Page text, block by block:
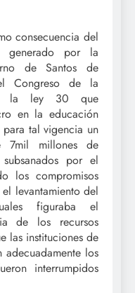
consecuencia del
generado por la
de Santos de
Congreso de la
a la ley 30 que
en la educación
tal vigencia un
7mil millones de
por el
los compromisos
levantamiento del
figuraba el
de los recursos
las instituciones de
los
interrumpidos